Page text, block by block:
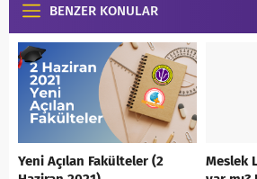
BENZER KONULAR
Yeni Açılan Fakülteler (2
Meslek